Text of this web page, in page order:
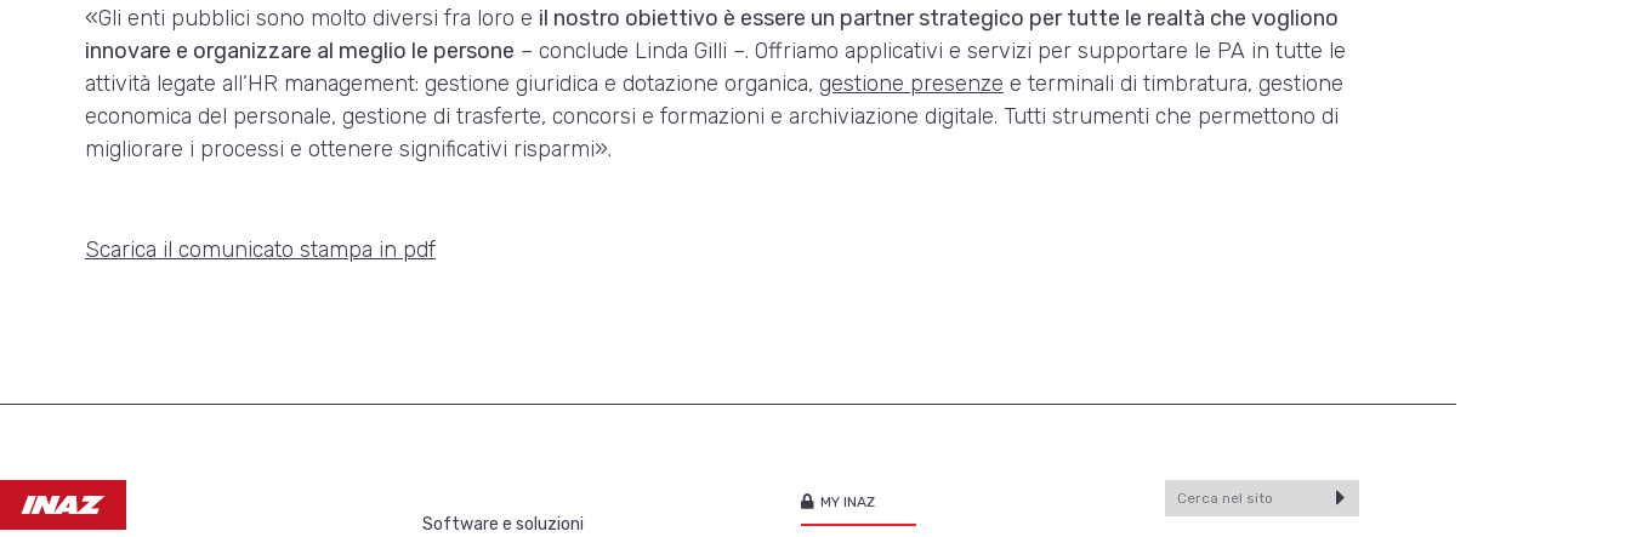
«Gli enti pubblici sono molto diversi fra loro e il nostro obiettivo è essere un partner strategico per tutte le realtà che vogliono
innovare e organizzare al meglio le persone – conclude Linda Gilli –. Offriamo applicativi e servizi per supportare le PA in tutte le
attività legate all’HR management: gestione giuridica e dotazione organica, gestione presenze e terminali di timbratura, gestione
economica del personale, gestione di trasferte, concorsi e formazioni e archiviazione digitale. Tutti strumenti che permettono di
migliorare i processi e ottenere significativi risparmi».
Scarica il comunicato stampa in pdf
Software e soluzioni
MY INAZ